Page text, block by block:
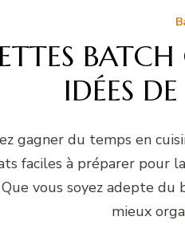
IDÉES
gagner du temps en
faciles à préparer pour
vous soyez adepte
mieux